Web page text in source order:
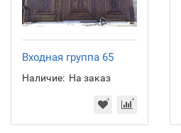
Входная группа 65
Наличие: На заказ